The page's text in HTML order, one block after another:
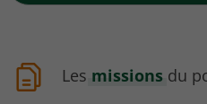
Les missions du